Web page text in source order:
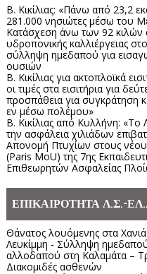
Β. Κικίλιας: «Πάνω από 23,2
281.000 νησιώτες μέσω του
Κατάσχεση άνω των 92 κιλών
υδροπονικής καλλιέργειας
σύλληψη ημεδαπού για
ουσιών
Β. Κικίλιας για ακτοπλοϊκά
οι τιμές στα εισιτήρια για
προσπάθεια για συγκράτηση
εν μέσω πολέμου»
Β. Κικίλιας από Κυλλήνη: «Το
την ασφάλεια χιλιάδων
Απονομή Πτυχίων στους
(Paris MoU) της 7ης
Επιθεωρητών Ασφαλείας
ΕΠΙΚΑΙΡΟΤΗΤΑ Λ.Σ.-
Θάνατος λουόμενης στα
Λευκίμμη - Σύλληψη
αλλοδαπού στη Καλαμάτα –
Διακομιδές ασθενών